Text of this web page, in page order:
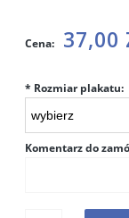
Cena: 37,00
* Rozmiar plakatu:
Komentarz do